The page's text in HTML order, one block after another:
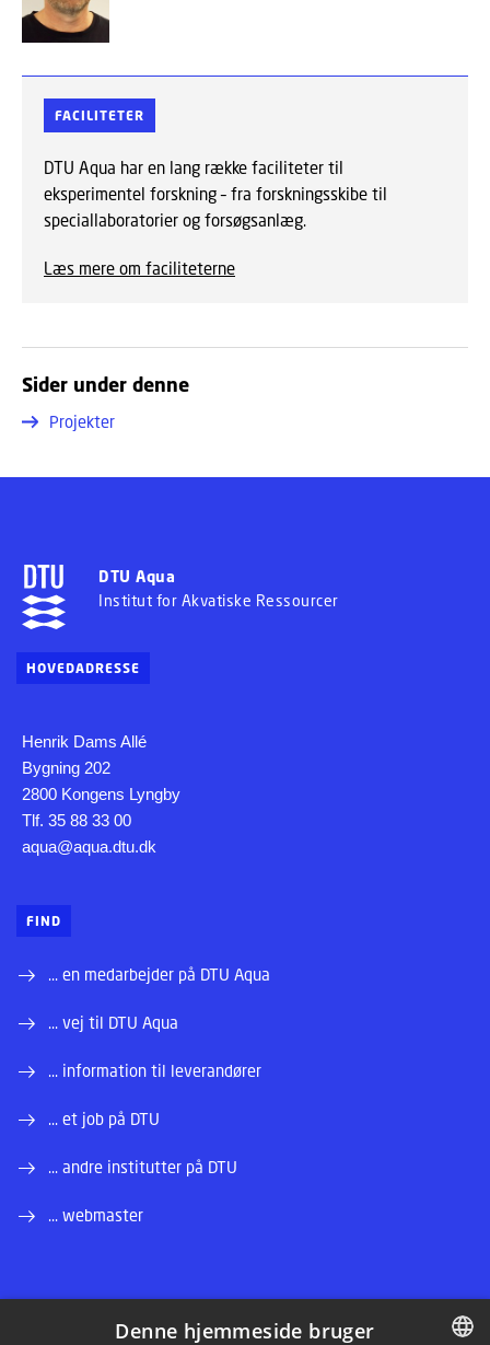
FACILITETER
DTU Aqua har en lang række faciliteter til
eksperimentel forskning – fra forskningsskibe til
speciallaboratorier og forsøgsanlæg.
Læs mere om faciliteterne
Sider under denne
Projekter
DTU Aqua
Institut for Akvatiske Ressourcer
HOVEDADRESSE
Henrik Dams Allé
Bygning 202
2800 Kongens Lyngby
Tlf. 35 88 33 00
aqua@aqua.dtu.dk
FIND
... en medarbejder på DTU Aqua
... vej til DTU Aqua
... information til leverandører
... et job på DTU
... andre institutter på DTU
... webmaster
Denne hjemmeside bruger